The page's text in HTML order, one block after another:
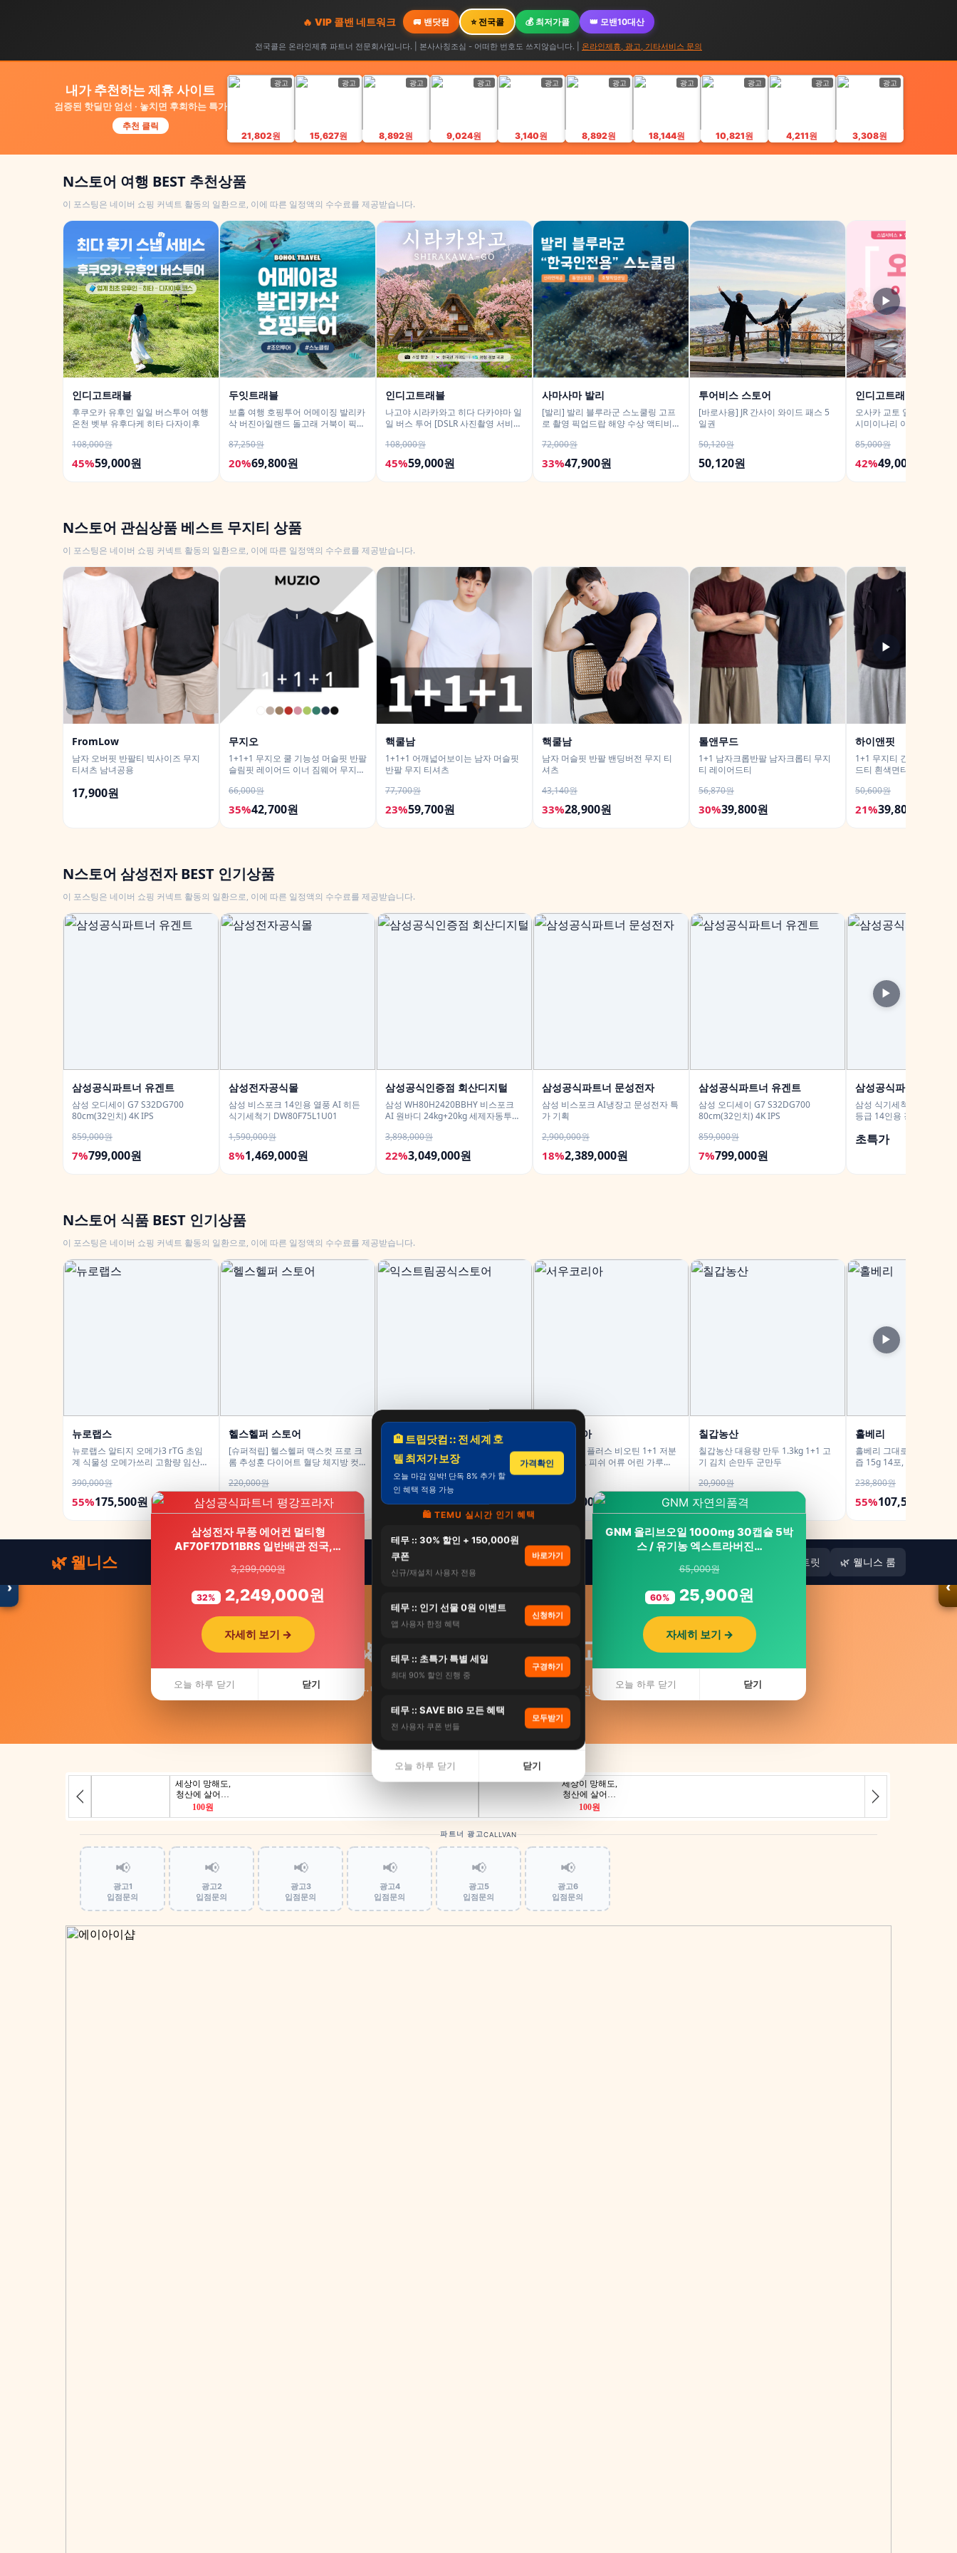
› ‹
🔥 VIP 콜밴 네트워크 🚐 밴닷컴 ⭐ 전국콜 💰 최저가콜 👑 모밴10대산
전국콜은 온라인제휴 파트너 전문회사입니다. | 본사사칭조심 - 어떠한 번호도 쓰지않습니다. | 온라인제휴, 광고, 기타서비스 문의
내가 추천하는 제휴 사이트
검증된 핫딜만 엄선 · 놓치면 후회하는 특가
추천 클릭
광고
21,802원
광고
15,627원
광고
8,892원
광고
9,024원
광고
3,140원
광고
8,892원
광고
18,144원
광고
10,821원
광고
4,211원
광고
3,308원
N스토어 여행 BEST 추천상품
이 포스팅은 네이버 쇼핑 커넥트 활동의 일환으로, 이에 따른 일정액의 수수료를 제공받습니다.
인디고트래블
후쿠오카 유후인 일일 버스투어 여행
온천 벳부 유후다케 히타 다자이후
108,000원
45%59,000원
두잇트래블
보홀 여행 호핑투어 어메이징 발리카
삭 버진아일랜드 돌고래 거북이 픽드
87,250원
20%69,800원
인디고트래블
나고야 시라카와고 히다 다카야마 일
일 버스 투어 [DSLR 사진촬영 서비
108,000원
45%59,000원
사마사마 발리
[발리] 발리 블루라군 스노쿨링 고프
로 촬영 픽업드랍 해양 수상 액티비
72,000원
33%47,900원
투어비스 스토어
[바로사용] JR 간사이 와이드 패스 5
일권
50,120원
50,120원
인디고트래블
오사카 교토 일일 버스투
시미이나리 아라시야마 은
85,000원
42%49,000원
▶
N스토어 관심상품 베스트 무지티 상품
이 포스팅은 네이버 쇼핑 커넥트 활동의 일환으로, 이에 따른 일정액의 수수료를 제공받습니다.
FromLow
남자 오버핏 반팔티 빅사이즈 무지
티셔츠 남녀공용
17,900원
무지오
1+1+1 무지오 쿨 기능성 머슬핏 반팔
슬림핏 레이어드 이너 짐웨어 무지
66,000원
35%42,700원
핵쿨남
1+1+1 어깨넓어보이는 남자 머슬핏
반팔 무지 티셔츠
77,700원
23%59,700원
핵쿨남
남자 머슬핏 반팔 밴딩버전 무지 티
셔츠
43,140원
33%28,900원
톨앤무드
1+1 남자크롭반팔 남자크롭티 무지
티 레이어드티
56,870원
30%39,800원
하이앤핏
1+1 무지티 긴팔무지티 남
드티 흰색면티
50,600원
21%39,800원
▶
N스토어 삼성전자 BEST 인기상품
이 포스팅은 네이버 쇼핑 커넥트 활동의 일환으로, 이에 따른 일정액의 수수료를 제공받습니다.
삼성공식파트너 유겐트
삼성 오디세이 G7 S32DG700
80cm(32인치) 4K IPS
859,000원
7%799,000원
삼성전자공식몰
삼성 비스포크 14인용 열풍 AI 히든
식기세척기 DW80F75L1U01
1,590,000원
8%1,469,000원
삼성공식인증점 회산디지털
삼성 WH80H2420BBHY 비스포크
AI 원바디 24kg+20kg 세제자동투입
3,898,000원
22%3,049,000원
삼성공식파트너 문성전자
삼성 비스포크 AI냉장고 문성전자 특
가 기획
2,900,000원
18%2,389,000원
삼성공식파트너 유겐트
삼성 오디세이 G7 S32DG700
80cm(32인치) 4K IPS
859,000원
7%799,000원
삼성공식파트너 케이
삼성 식기세척기
등급 14인용 강력건조 대
초특가
▶
N스토어 식품 BEST 인기상품
이 포스팅은 네이버 쇼핑 커넥트 활동의 일환으로, 이에 따른 일정액의 수수료를 제공받습니다.
뉴로랩스
뉴로랩스 알티지 오메가3 rTG 초임
계 식물성 오메가쓰리 고함량 임산부
390,000원
55%175,500원
헬스헬퍼 스토어
[슈퍼적립] 헬스헬퍼 맥스컷 프로 크
롬 추성훈 다이어트 혈당 체지방 컷
220,000원
39%134,000원
익스트림공식스토어
익스트림 김종국 트리플 아르기닌
6200 30포, 1개
60,000원
23%46,000원
서우코리아
절대콜라겐 플러스 비오틴 1+1 저분
자 펩타이드 피쉬 어류 어린 가루
120g
53%37,000원
칠갑농산
칠갑농산 대용량 만두 1.3kg 1+1 고
기 김치 손만두 군만두
20,900원
24%15,900원
홀베리
홀베리 그대로 짜낸 유기
즙 15g 14포, 12개
238,800원
55%107,500원
▶
🌿 웰니스 🌿 웰니스 리트릿 🌿 웰니스 룸
🌿 웰니스 최저가 비교
스파·명상·요가·디톡스 웰니스 리트릿 비교 · 전국콜
파트너 광고CALLVAN
📢
광고1
입점문의
📢
광고2
입점문의
📢
광고3
입점문의
📢
광고4
입점문의
📢
광고5
입점문의
📢
광고6
입점문의
🏨 트립닷컴 :: 전 세계 호
텔 최저가 보장
오늘 마감 임박! 단독 8% 추가 할
인 혜택 적용 가능
가격확인
🛍️ TEMU 실시간 인기 혜택
테무 :: 30% 할인 + 150,000원
쿠폰
신규/재설치 사용자 전용
바로가기
테무 :: 인기 선물 0원 이벤트
앱 사용자 한정 혜택
신청하기
테무 :: 초특가 특별 세일
최대 90% 할인 진행 중
구경하기
테무 :: SAVE BIG 모든 혜택
전 사용자 쿠폰 번들
모두받기
오늘 하루 닫기 닫기
GNM 올리브오일 1000mg 30캡슐 5박
스 / 유기농 엑스트라버진…
65,000원
60% 25,900원
자세히 보기 →
오늘 하루 닫기 닫기
삼성전자 무풍 에어컨 멀티형
AF70F17D11BRS 일반배관 전국,…
3,299,000원
32% 2,249,000원
자세히 보기 →
오늘 하루 닫기 닫기